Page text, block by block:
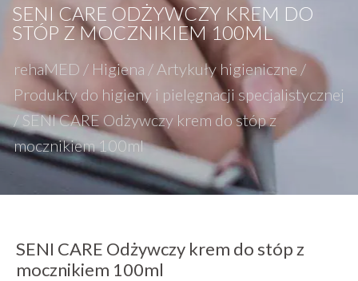
SENI CARE ODŻYWCZY KREM DO
STÓP Z MOCZNIKIEM 100ML
rehaMED / Higiena / Artykuły higieniczne /
Produkty do higieny i pielęgnacji specjalistycznej
/ SENI CARE Odżywczy krem do stóp z
mocznikiem 100ml
SENI CARE Odżywczy krem do stóp z
mocznikiem 100ml